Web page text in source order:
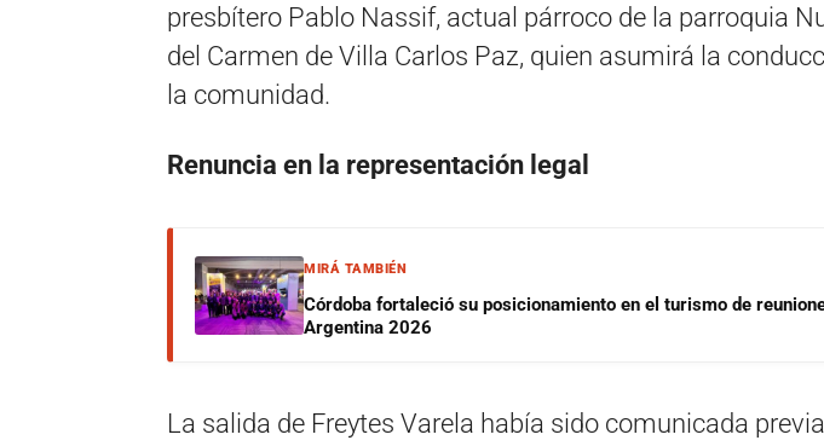
presbítero Pablo Nassif, actual párroco de la parroquia
del Carmen de Villa Carlos Paz, quien asumirá la
la comunidad.
Renuncia en la representación legal
MIRÁ TAMBIÉN
Córdoba fortaleció su posicionamiento en el turismo de
Argentina 2026
La salida de Freytes Varela había sido comunicada